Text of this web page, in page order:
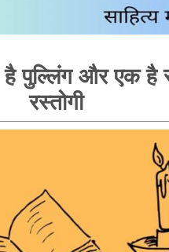
पुल्लिंग और एक है
रस्तोगी